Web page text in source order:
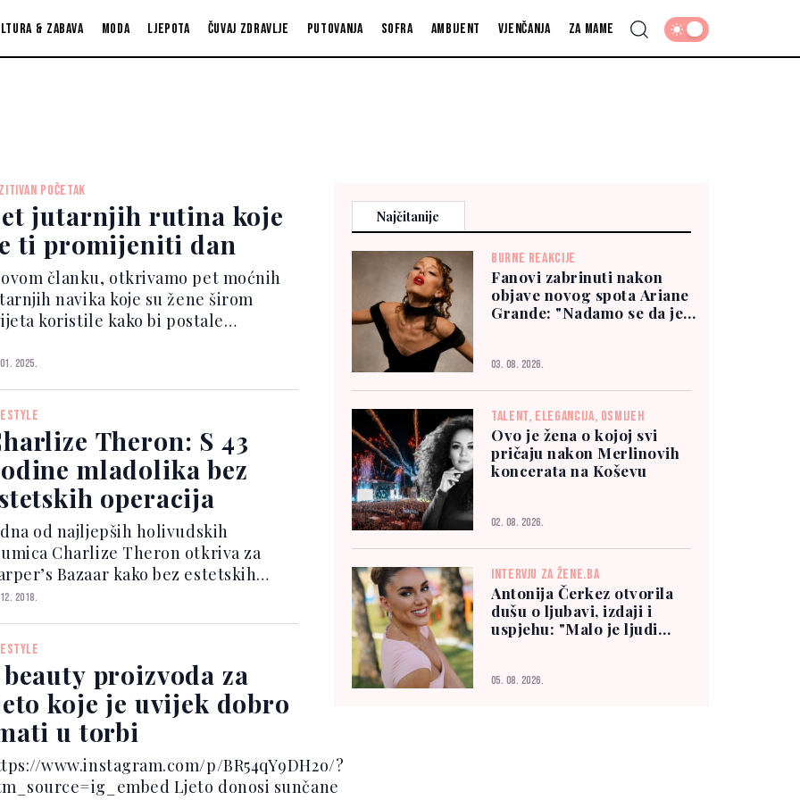
& zabava Moda Ljepota Čuvaj zdravlje Putovanja Sofra Ambijent Vjenčanja Za mame
POČETAK
jutarnjih rutina koje
ti promijeniti dan
članku, otkrivamo pet moćnih
navika koje su žene širom
koristile kako bi postale
meditaciju, fizičku
hidrataciju i nekoliko
trikova za um, ne...
2025.
Theron: S 43
mladolika bez
operacija
od najljepših holivudskih
Charlize Theron otkriva za
Bazaar kako bez estetskih
održava mladolik izgled,
godine. Samohrana majka dvoje
voli rano ustajati...
2018.
beauty proizvoda za
koje je uvijek dobro
u torbi
www.instagram.com/p/BR54qY9DH2o/?
Ljeto donosi sunčane
Najčitanije
BURNE REAKCIJE
Fanovi zabrinuti nakon
objave novog spota Ariane
Grande: "Nadamo se da je
03. 08. 2026.
TALENT, ELEGANCIJA, OSMIJEH
Ovo je žena o kojoj svi
pričaju nakon Merlinovih
koncerata na Koševu
02. 08. 2026.
INTERVJU ZA ŽENE.BA
Antonija Čerkez otvorila
dušu o ljubavi, izdaji i
uspjehu: "Malo je ljudi
05. 08. 2026.